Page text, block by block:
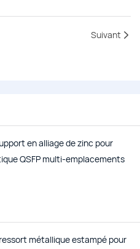
Suivant
en alliage de zinc pour
QSFP multi-emplacements
métallique estampé pour